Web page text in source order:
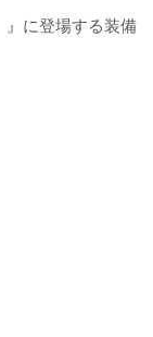
に登場する装備